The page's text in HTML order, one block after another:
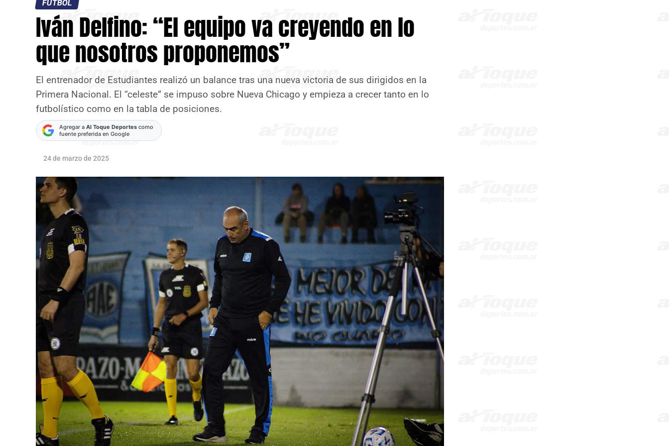
FÚTBOL
Iván Delfino: “El equipo va creyendo en lo
que nosotros proponemos”
El entrenador de Estudiantes realizó un balance tras una nueva victoria de sus dirigidos en la
Primera Nacional. El “celeste” se impuso sobre Nueva Chicago y empieza a crecer tanto en lo
futbolístico como en la tabla de posiciones.
Agregar a Al Toque Deportes como
fuente preferida en Google
24 de marzo de 2025